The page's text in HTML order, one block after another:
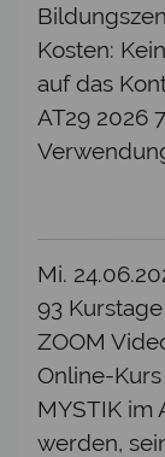
Kosten:
auf das
AT29 2026
Mi.
93 Kurstage
ZOOM
Online-Kurs
MYSTIK im
werden,